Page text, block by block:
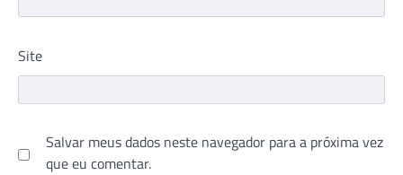
Site
Salvar meus dados neste navegador para a próxima vez
que eu comentar.